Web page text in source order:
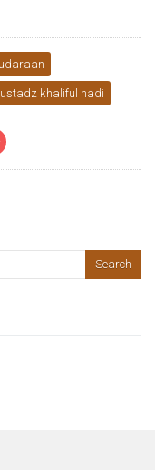
ustadz khaliful hadi